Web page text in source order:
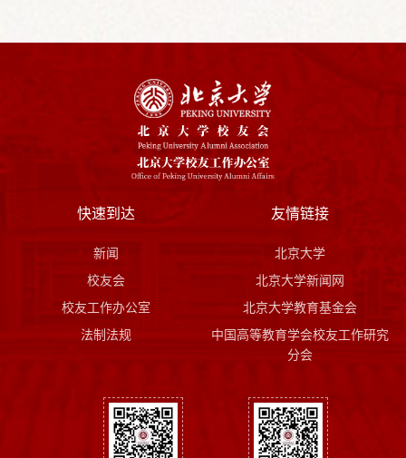
快速到达
新闻
校友会
校友工作办公室
法制法规
友情链接
北京大学
北京大学新闻网
北京大学教育基金会
中国高等教育学会校友工作研究
分会